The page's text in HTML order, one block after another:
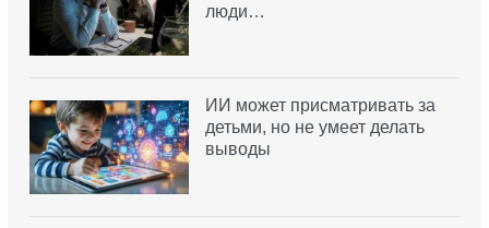
люди…
ИИ может присматривать за
детьми, но не умеет делать
выводы